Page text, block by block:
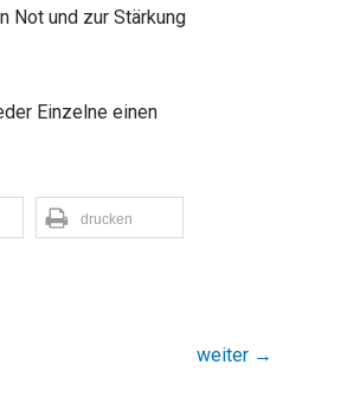
Not und zur Stärkung
Einzelne einen
drucken
weiter →